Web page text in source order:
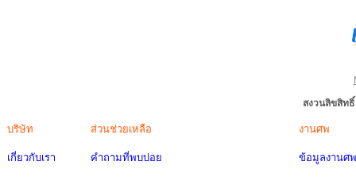
สงวนลิขสิท
บริษัท
เกี่ยวกับเรา
ส่วนช่วยเหลือ
คำถามที่พบบ่อย
งานศพ
ข้อมูลงานศพ